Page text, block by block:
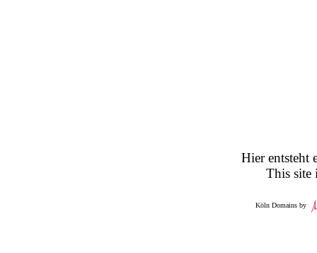
Hier entsteht
This site
Köln Domains by